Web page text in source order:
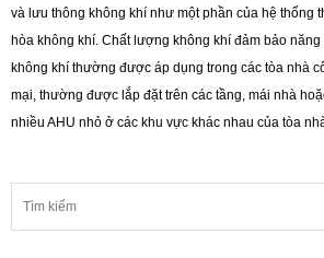
và lưu thông không khí như một phần của hệ thống
hòa không khí. Chất lượng không khí đảm bảo
không khí thường được áp dụng trong các tòa nhà
mại, thường được lắp đặt trên các tầng, mái nhà
nhiều AHU nhỏ ở các khu vực khác nhau của tòa